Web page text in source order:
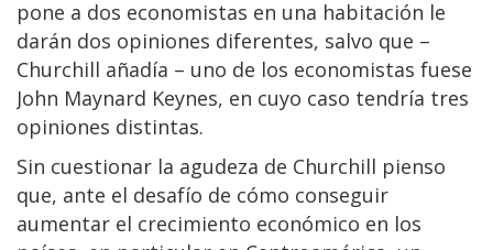
pone a dos economistas en una habitación le
darán dos opiniones diferentes, salvo que –
Churchill añadía – uno de los economistas fuese
John Maynard Keynes, en cuyo caso tendría tres
opiniones distintas.
Sin cuestionar la agudeza de Churchill pienso
que, ante el desafío de cómo conseguir
aumentar el crecimiento económico en los